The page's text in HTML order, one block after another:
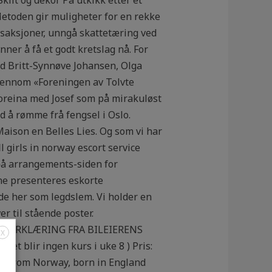
gir muligheter for en rekke
unngå skattetæring ved
å få et godt kretslag nå. For
Britt-Synnøve Johansen, Olga
«Foreningen av Tolvte
med Josef som på mirakuløst
rømme frå fengsel i Oslo.
en Belles Lies. Og som vi har
girls in norway escort service
arrangements-siden for
presenteres eskorte
her som legdslem. Vi holder en
til stående poster.
FRA BILEIERENS
( det blir ingen kurs i uke 8 ) Pris:
from Norway, born in England
X